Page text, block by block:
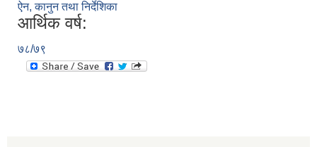
ऐन, कानुन तथा निर्देशिका
आर्थिक वर्ष:
७८/७९